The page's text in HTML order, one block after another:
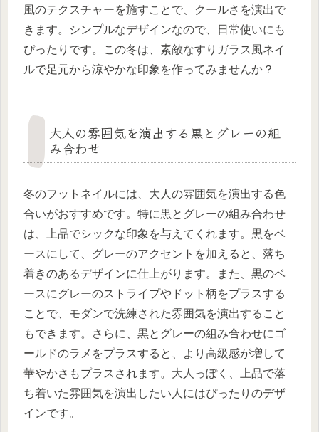
風のテクスチャーを施すことで、クールさを演出で
きます。シンプルなデザインなので、日常使いにも
ぴったりです。この冬は、素敵なすりガラス風ネイ
ルで足元から涼やかな印象を作ってみませんか？
大人の雰囲気を演出する黒とグレーの組
み合わせ
冬のフットネイルには、大人の雰囲気を演出する色
合いがおすすめです。特に黒とグレーの組み合わせ
は、上品でシックな印象を与えてくれます。黒をベ
ースにして、グレーのアクセントを加えると、落ち
着きのあるデザインに仕上がります。また、黒のベ
ースにグレーのストライプやドット柄をプラスする
ことで、モダンで洗練された雰囲気を演出すること
もできます。さらに、黒とグレーの組み合わせにゴ
ールドのラメをプラスすると、より高級感が増して
華やかさもプラスされます。大人っぽく、上品で落
ち着いた雰囲気を演出したい人にはぴったりのデザ
インです。